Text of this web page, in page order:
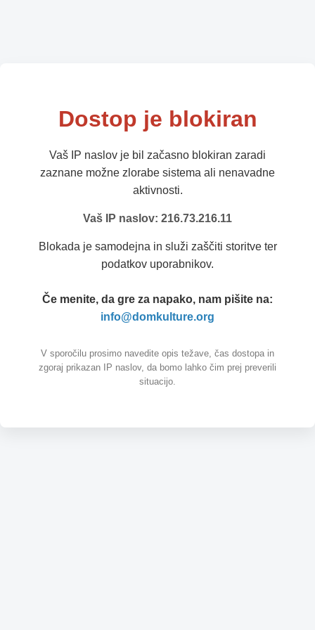
Dostop je blokiran
Vaš IP naslov je bil začasno blokiran zaradi
zaznane možne zlorabe sistema ali nenavadne
aktivnosti.
Vaš IP naslov: 216.73.216.11
Blokada je samodejna in služi zaščiti storitve ter
podatkov uporabnikov.
Če menite, da gre za napako, nam pišite na:
info@domkulture.org
V sporočilu prosimo navedite opis težave, čas dostopa in
zgoraj prikazan IP naslov, da bomo lahko čim prej preverili
situacijo.